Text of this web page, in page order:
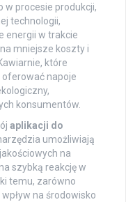
w procesie produkcji,
technologii,
energii w trakcie
mniejsze koszty i
które
napoje
konsumentów.
aplikacji do
umożliwiają
na
szybką reakcję w
temu, zarówno
na środowisko